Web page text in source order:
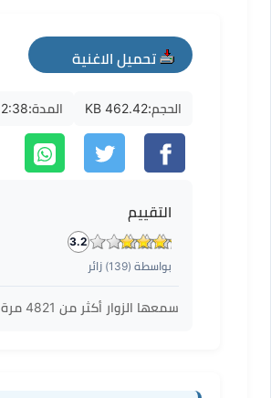
تحميل الاغنية
mp3
الحجم:462.42 KB المدة:2:38 دقيقة
التقييم
3.2
بواسطة (139) زائر
سمعها الزوار أكثر من 4821 مرة